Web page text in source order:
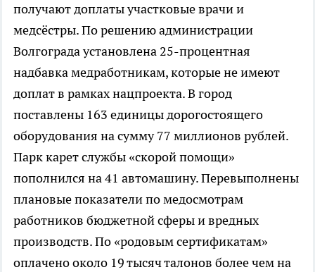
получают доплаты участковые врачи и
медсёстры. По решению администрации
Волгограда установлена 25-процентная
надбавка медработникам, которые не имеют
доплат в рамках нацпроекта. В город
поставлены 163 единицы дорогостоящего
оборудования на сумму 77 миллионов рублей.
Парк карет службы «скорой помощи»
пополнился на 41 автомашину. Перевыполнены
плановые показатели по медосмотрам
работников бюджетной сферы и вредных
производств. По «родовым сертификатам»
оплачено около 19 тысяч талонов более чем на